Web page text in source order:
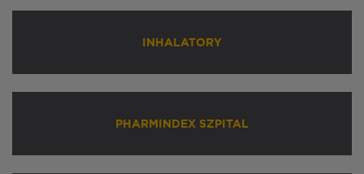
INHALATORY
PHARMINDEX SZPITAL